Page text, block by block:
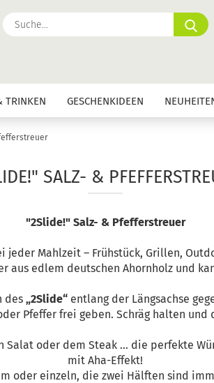
TRINKEN GESCHENKIDEEN
SALZ- &
"2Slide!" Salz- & Pfefferstreuer
jeder Mahlzeit – Frühstück, Grillen,
edlem deutschen Ahornholz und
des „2Slide“ entlang der Längsachse
Pfeffer frei geben. Schräg halten und
Salat oder dem Steak … die perfekte
mit Aha-Effekt!
oder einzeln, die zwei Hälften sind